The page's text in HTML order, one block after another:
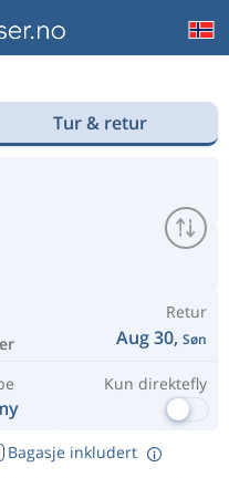
Tur & retur
Retur
Aug 30, Søn
Kun direktefly
Bagasje inkludert